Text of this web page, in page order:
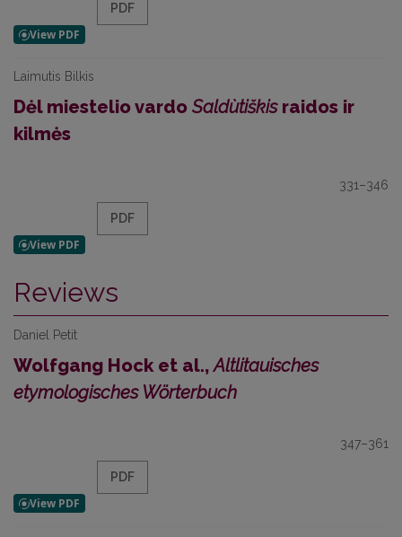
PDF
Laimutis Bilkis
Dėl miestelio vardo Saldùtiškisraidos ir
kilmės
331–346
PDF
Reviews
Daniel Petit
Wolfgang Hock et al.,Altlitauisches
etymologisches Wörterbuch
347–361
PDF